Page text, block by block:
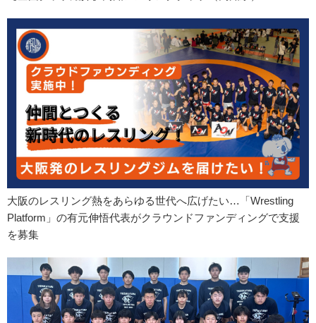
大阪のレスリング熱をあらゆる世代へ広げたい…「Wrestling
Platform」の有元伸悟代表がクラウンドファンディングで支援
を募集